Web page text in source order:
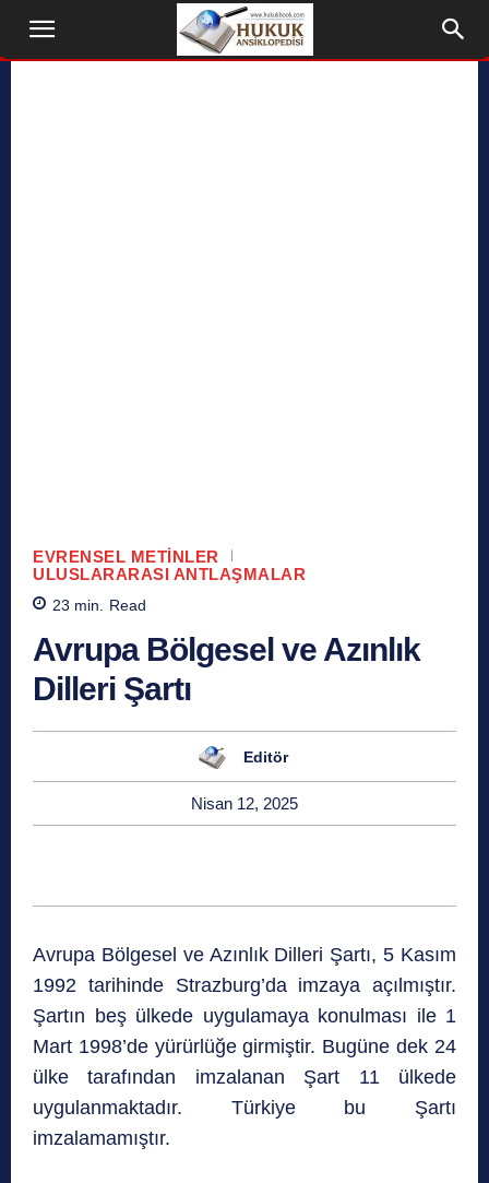
EVRENSEL METINLER
ULUSLARARASI ANTLAŞMALAR
23 min. Read
Avrupa Bölgesel ve Azınlık
Dilleri Şartı
Editör
Nisan 12, 2025
Avrupa Bölgesel ve Azınlık Dilleri Şartı, 5 Kasım
1992 tarihinde Strazburg’da imzaya açılmıştır.
Şartın beş ülkede uygulamaya konulması ile 1
Mart 1998’de yürürlüğe girmiştir. Bugüne dek 24
ülke tarafından imzalanan Şart 11 ülkede
uygulanmaktadır. Türkiye bu Şartı
imzalamamıştır.